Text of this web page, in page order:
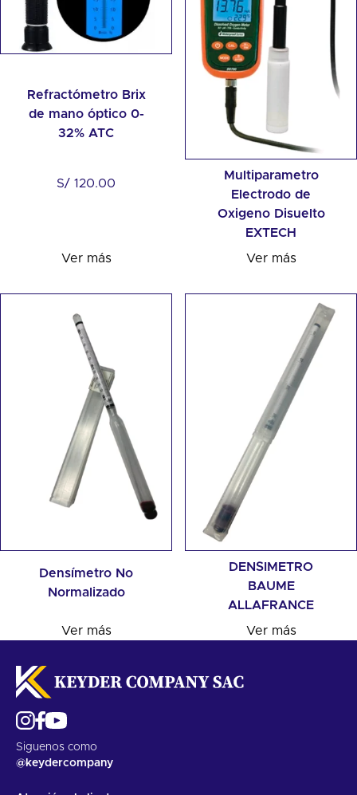
Refractómetro Brix
de mano óptico 0-
32% ATC
S/ 120.00
Ver más
Multiparametro
Electrodo de
Oxigeno Disuelto
EXTECH
Ver más
Densímetro No
Normalizado
Ver más
DENSIMETRO
BAUME
ALLAFRANCE
Ver más
Siguenos como
@keydercompany